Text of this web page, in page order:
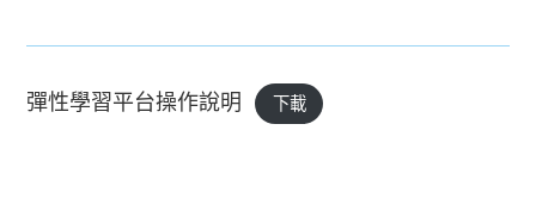
彈性學習平台操作說明 下載